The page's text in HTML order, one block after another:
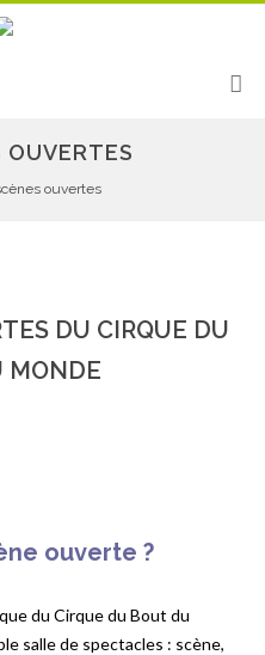
OUVERTES
ouvertes
DU CIRQUE DU
MONDE
ouverte ?
du Cirque du Bout du
salle de spectacles : scène,